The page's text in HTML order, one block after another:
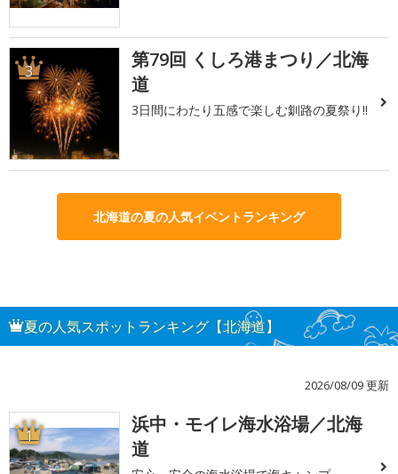
3
第79回 くしろ港まつり／北海
道
3日間にわたり五感で楽しむ釧路の夏祭り!!
北海道の夏の人気イベントランキング
夏の人気スポットランキング【北海道】
2026/08/09 更新
1
浜中・モイレ海水浴場／北海
道